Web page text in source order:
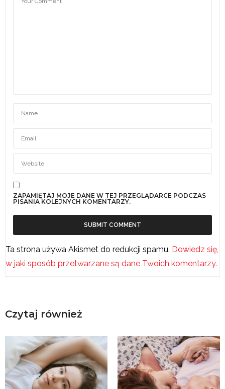
ZAPAMIĘTAJ MOJE DANE W TEJ PRZEGLĄDARCE PODCZAS
PISANIA KOLEJNYCH KOMENTARZY.
Ta strona używa Akismet do redukcji spamu. Dowiedz się,
w jaki sposób przetwarzane są dane Twoich komentarzy.
Czytaj również